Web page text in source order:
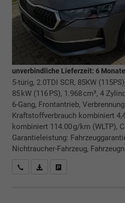
unverbindliche Lieferzeit: 6 Monate
5-türig, 2.0TDI SCR, 85KW
85 kW (116 PS), 1.968 cm³, 4
6-Gang, Frontantrieb,
Kraftstoffverbrauch kombiniert
kombiniert 114.00 g/km (WLTP),
Garantieleistung:
Nichtraucher-Fahrzeug,
Rückrufbitte absenden
PDF-Datei, Fahrzeugexposé